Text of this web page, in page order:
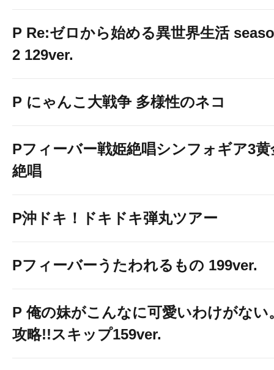
P Re:ゼロから始める異世界生活
2 129ver.
P にゃんこ大戦争 多様性のネコ
Pフィーバー戦姫絶唱シンフォギア3黄
絶唱
P沖ドキ！ドキドキ弾丸ツアー
Pフィーバーうたわれるもの 199ver.
P 俺の妹がこんなに可愛いわけがない
攻略!!スキップ159ver.